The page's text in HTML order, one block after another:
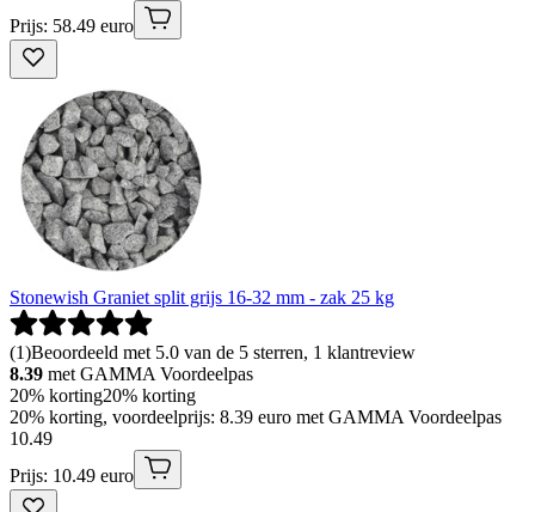
Prijs: 58.49 euro
Stonewish Graniet split grijs 16-32 mm - zak 25 kg
(1)Beoordeeld met 5.0 van de 5 sterren, 1 klantreview
8.39 met GAMMA Voordeelpas
20% korting20% korting
20% korting, voordeelprijs: 8.39 euro met GAMMA Voordeelpas
10.49
Prijs: 10.49 euro